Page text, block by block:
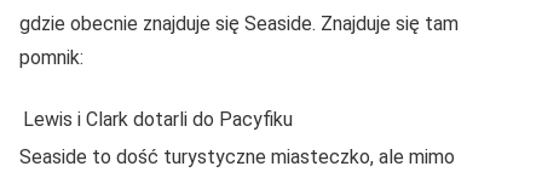
gdzie obecnie znajduje się Seaside. Znajduje się tam
pomnik:
Lewis i Clark dotarli do Pacyfiku
Seaside to dość turystyczne miasteczko, ale mimo